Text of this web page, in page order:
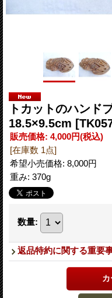
トカットのハン
18.5×9.5cm
販売価格: 4,000円(税込)
[在庫数 1点]
希望小売価格: 8,000円
重み: 370g
数量:
返品特約に関する重要